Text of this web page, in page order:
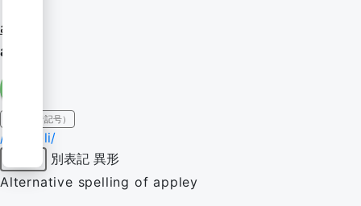
apply
apply
IPA（発音記号）
/ˈæp(ə)li/
別表記 異形
Alternative spelling of appley